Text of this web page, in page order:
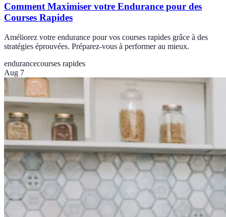
Comment Maximiser votre Endurance pour des
Courses Rapides
Améliorez votre endurance pour vos courses rapides grâce à des
stratégies éprouvées. Préparez-vous à performer au mieux.
endurancecourses rapides
Aug 7